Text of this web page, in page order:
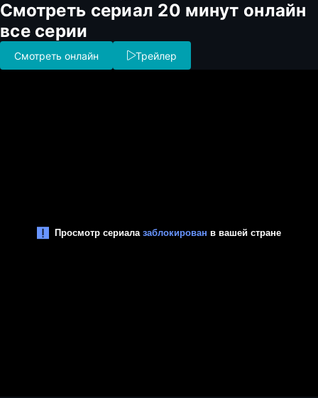
Смотреть сериал 20 минут онлайн
все серии
Смотреть онлайн Трейлер